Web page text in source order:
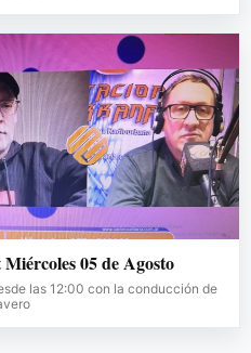
05 de Agosto
las 12:00 con la conducción de